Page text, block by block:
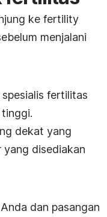
ke fertility
menjalani
fertilitas
dekat yang
yang disediakan
dan pasangan